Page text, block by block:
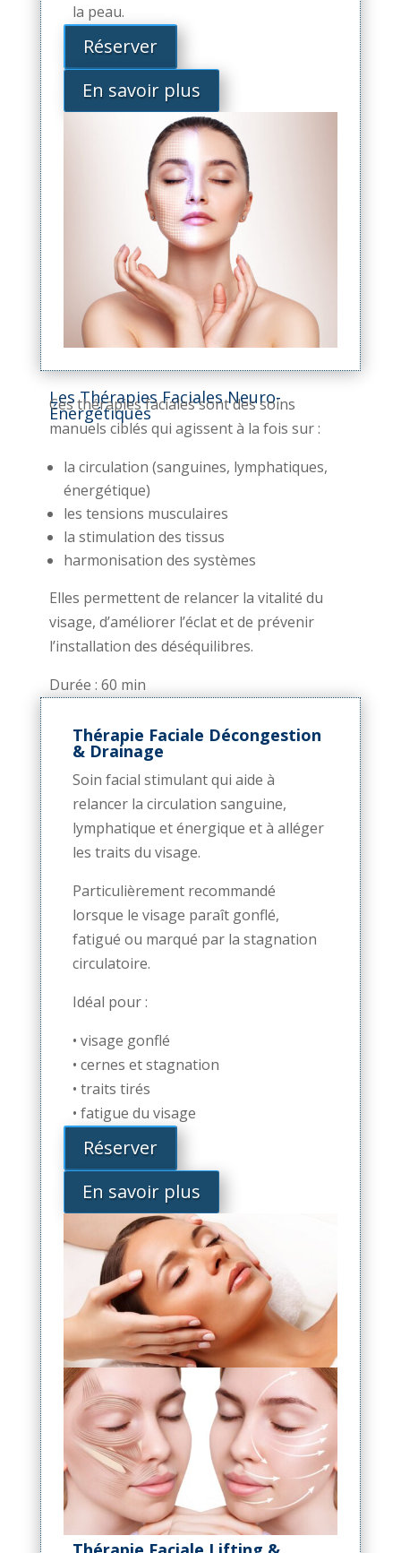
la peau.
Réserver
En savoir plus
Les Thérapies Faciales Neuro-
Énergétiques
Ces thérapies faciales sont des soins
manuels ciblés qui agissent à la fois sur :
la circulation (sanguines, lymphatiques,
énergétique)
les tensions musculaires
la stimulation des tissus
harmonisation des systèmes
Elles permettent de relancer la vitalité du
visage, d’améliorer l’éclat et de prévenir
l’installation des déséquilibres.
Durée : 60 min
Thérapie Faciale Décongestion
& Drainage
Soin facial stimulant qui aide à
relancer la circulation sanguine,
lymphatique et énergique et à alléger
les traits du visage.
Particulièrement recommandé
lorsque le visage paraît gonflé,
fatigué ou marqué par la stagnation
circulatoire.
Idéal pour :
• visage gonflé
• cernes et stagnation
• traits tirés
• fatigue du visage
Réserver
En savoir plus